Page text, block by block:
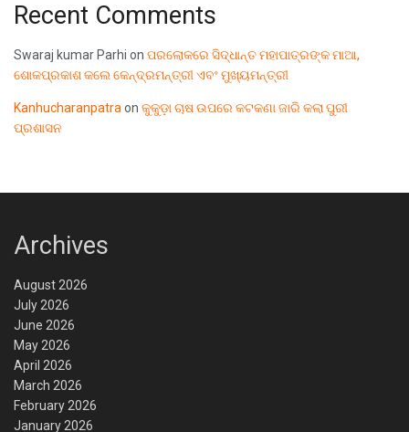
Recent Comments
Swaraj kumar Parhi on ପରଲୋକରେ ସିଦ୍ଧାନ୍ତ ମହାପାତ୍ରଙ୍କ ମାଆ,
ଶୋକପ୍ରକାଶ କଲେ କେନ୍ଦ୍ରମନ୍ତ୍ରୀ ଏବଂ ମୁଖ୍ୟମନ୍ତ୍ରୀ
Kanhucharanpatra on କୁକୁଡ଼ା ଚାଷ ଉପରେ କଟକଣା ଜାରି କଲା ପୁରୀ
ପ୍ରଶାସନ
Archives
August 2026
July 2026
June 2026
May 2026
April 2026
March 2026
February 2026
January 2026